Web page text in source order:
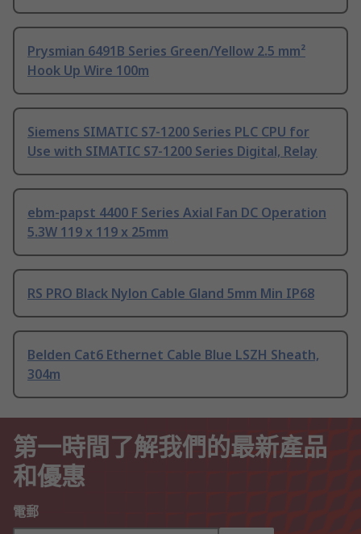
Prysmian 6491B Series Green/Yellow 2.5 mm²
Hook Up Wire 100m
Siemens SIMATIC S7-1200 Series PLC CPU for
Use with SIMATIC S7-1200 Series Digital, Relay
ebm-papst 4400 F Series Axial Fan DC Operation
5.3W 119 x 119 x 25mm
RS PRO Black Nylon Cable Gland 5mm Min IP68
Belden Cat6 Ethernet Cable Blue LSZH Sheath,
304m
第一時間了解我們的最新產品
和優惠
電郵